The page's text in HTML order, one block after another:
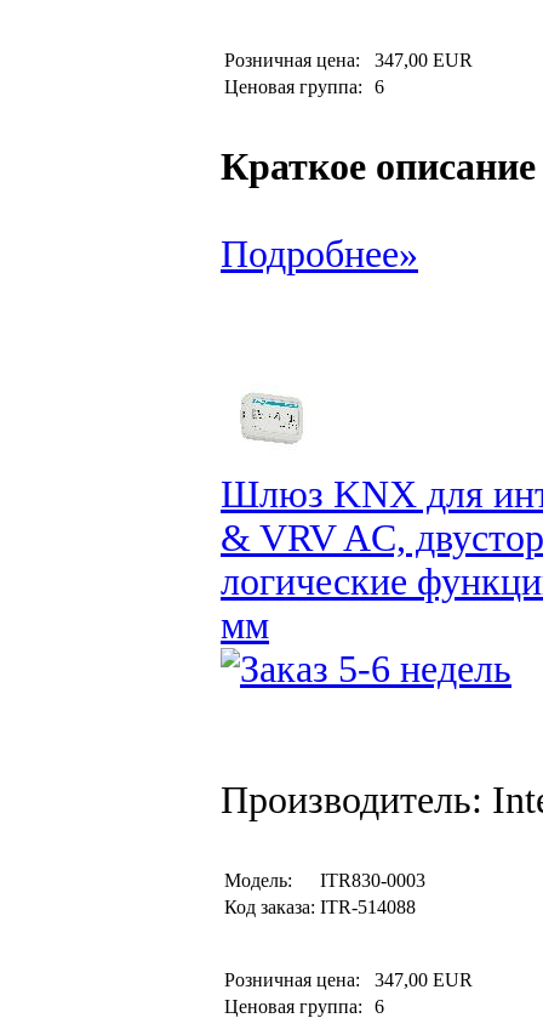
Розничная цена:
347,00 EUR
Ценовая группа:
6
Краткое описание
Подробнее»
Шлюз KNX для
& VRV AC,
логические
мм
Производитель:
Модель:
ITR830-0003
Код заказа: ITR-514088
Розничная цена:
347,00 EUR
Ценовая группа:
6